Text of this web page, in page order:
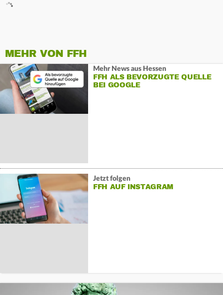
MEHR VON FFH
Mehr News aus Hessen
FFH ALS BEVORZUGTE QUELLE
BEI GOOGLE
Jetzt folgen
FFH AUF INSTAGRAM